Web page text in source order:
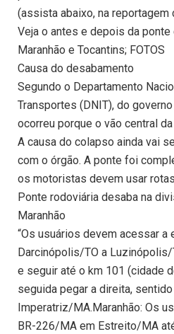
(assista abaixo, na reportagem
Veja o antes e depois da
Maranhão e Tocantins; FOTOS
Causa do desabamento
Segundo o Departamento
Transportes (DNIT), do
ocorreu porque o vão central
A causa do colapso ainda vai
com o órgão. A ponte foi
os motoristas devem usar
Ponte rodoviária desaba na
Maranhão
“Os usuários devem acessar a
Darcinópolis/TO a Luzinópolis/
e seguir até o km 101 (cidade
seguida pegar a direita,
Imperatriz/MA.Maranhão: Os
BR-226/MA em Estreito/MA